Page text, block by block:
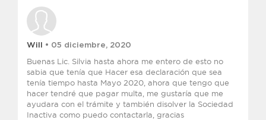
Will • 05 diciembre, 2020
Buenas Lic. Silvia hasta ahora me entero de esto no
sabia que tenía que Hacer esa declaración que sea
tenía tiempo hasta Mayo 2020, ahora que tengo que
hacer tendré que pagar multa, me gustaría que me
ayudara con el trámite y también disolver la Sociedad
Inactiva como puedo contactarla, gracias